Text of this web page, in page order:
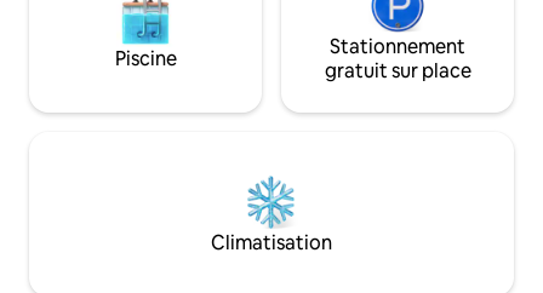
Piscine
Stationnement
gratuit sur place
Climatisation